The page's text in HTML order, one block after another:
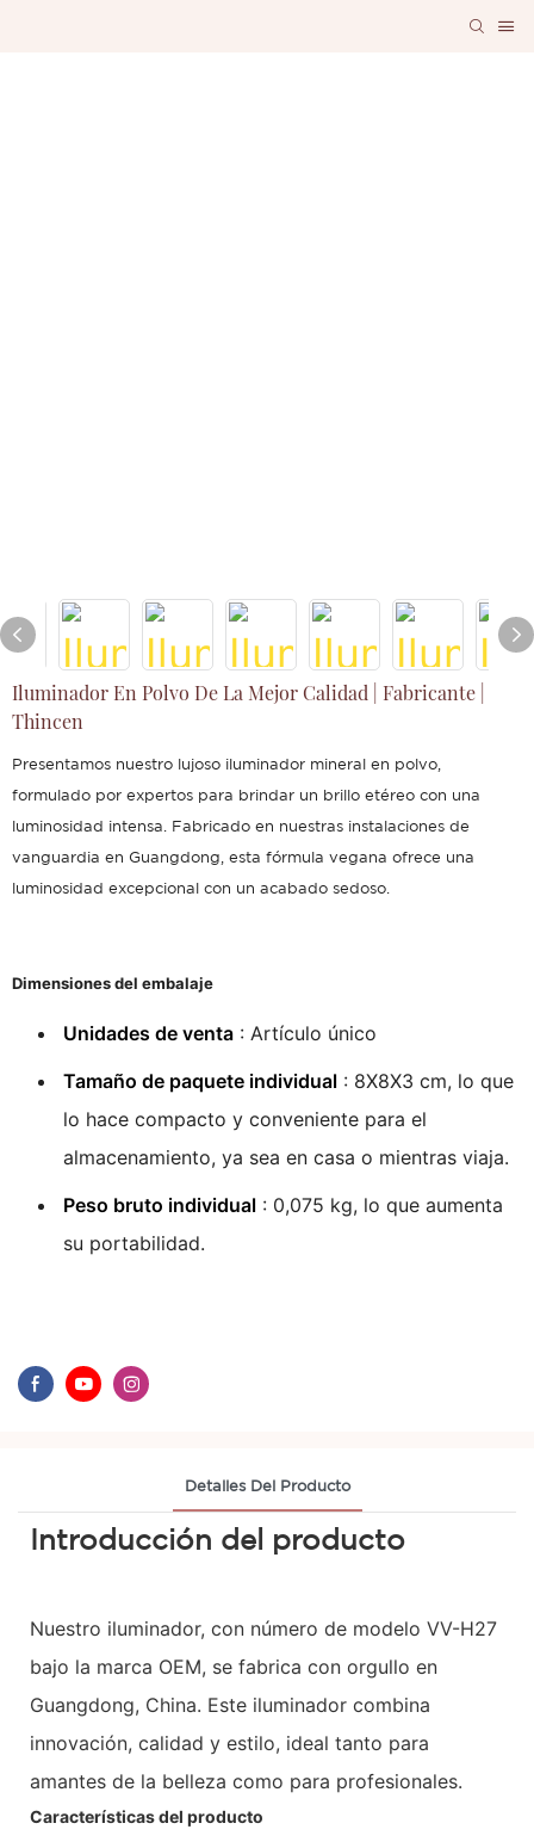
Iluminador En Polvo De La Mejor Calidad | Fabricante |
Thincen
Presentamos nuestro lujoso iluminador mineral en polvo,
formulado por expertos para brindar un brillo etéreo con una
luminosidad intensa. Fabricado en nuestras instalaciones de
vanguardia en Guangdong, esta fórmula vegana ofrece una
luminosidad excepcional con un acabado sedoso.
Dimensiones del embalaje
Unidades de venta : Artículo único
Tamaño de paquete individual : 8X8X3 cm, lo que
lo hace compacto y conveniente para el
almacenamiento, ya sea en casa o mientras viaja.
Peso bruto individual : 0,075 kg, lo que aumenta
su portabilidad.
Detalles Del Producto
Introducción del producto
Nuestro iluminador, con número de modelo VV-H27
bajo la marca OEM, se fabrica con orgullo en
Guangdong, China. Este iluminador combina
innovación, calidad y estilo, ideal tanto para
amantes de la belleza como para profesionales.
Características del producto